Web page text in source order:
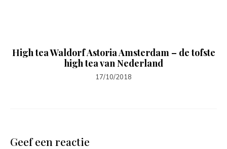
High tea Waldorf Astoria Amsterdam – de tofste
high tea van Nederland
17/10/2018
Geef een reactie